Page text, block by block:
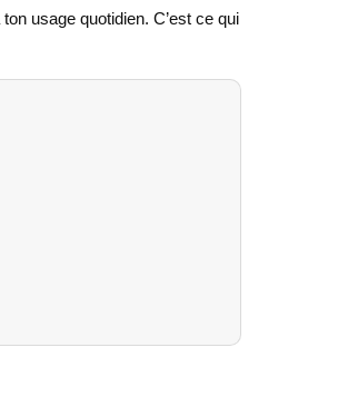
usage quotidien. C’est ce qui